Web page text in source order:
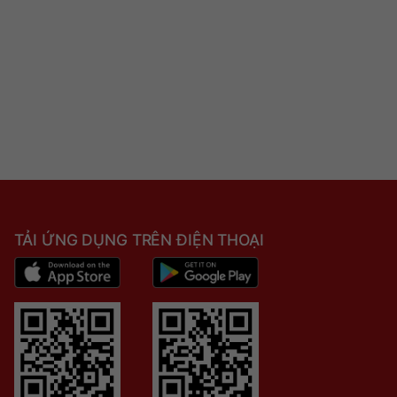
TẢI ỨNG DỤNG TRÊN ĐIỆN THOẠI